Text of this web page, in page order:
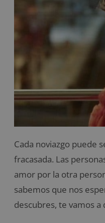
Cada noviazgo puede
fracasada. Las
amor por la otra
sabemos que nos
descubres, te vamos a